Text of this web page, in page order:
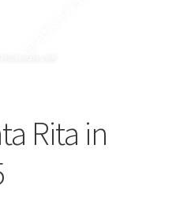
Rita in